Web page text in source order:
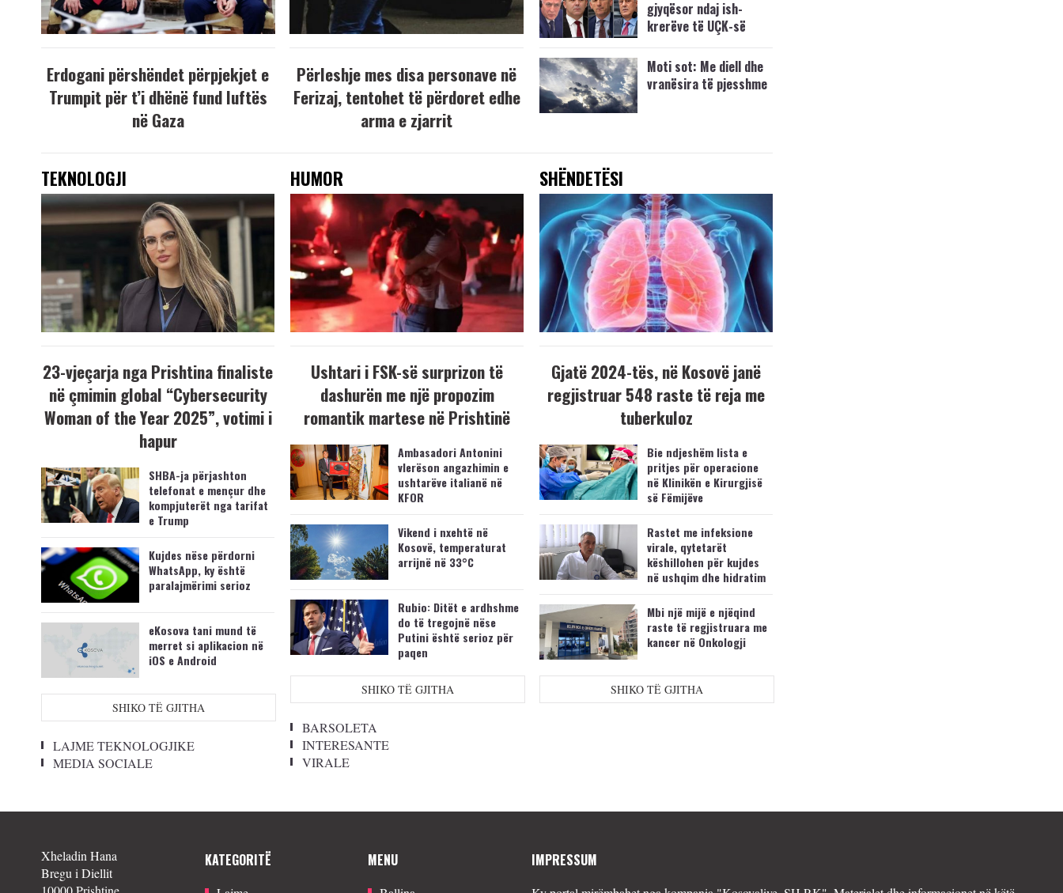
Erdogani përshëndet përpjekjet e
Trumpit për t’i dhënë fund luftës
në Gaza
Përleshje mes disa personave në
Ferizaj, tentohet të përdoret edhe
arma e zjarrit
gjyqësor ndaj ish-
krerëve të UÇK-së
Moti sot: Me diell dhe
vranësira të pjesshme
TEKNOLOGJI
23-vjeçarja nga Prishtina finaliste
në çmimin global “Cybersecurity
Woman of the Year 2025”, votimi i
hapur
SHBA-ja përjashton
telefonat e mençur dhe
kompjuterët nga tarifat
e Trump
Kujdes nëse përdorni
WhatsApp, ky është
paralajmërimi serioz
eKosova tani mund të
merret si aplikacion në
iOS e Android
SHIKO TË GJITHA
LAJME TEKNOLOGJIKE
MEDIA SOCIALE
HUMOR
Ushtari i FSK-së surprizon të
dashurën me një propozim
romantik martese në Prishtinë
Ambasadori Antonini
vlerëson angazhimin e
ushtarëve italianë në
KFOR
Vikend i nxehtë në
Kosovë, temperaturat
arrijnë në 33°C
Rubio: Ditët e ardhshme
do të tregojnë nëse
Putini është serioz për
paqen
SHIKO TË GJITHA
BARSOLETA
INTERESANTE
VIRALE
SHËNDETËSI
Gjatë 2024-tës, në Kosovë janë
regjistruar 548 raste të reja me
tuberkuloz
Bie ndjeshëm lista e
pritjes për operacione
në Klinikën e Kirurgjisë
së Fëmijëve
Rastet me infeksione
virale, qytetarët
këshillohen për kujdes
në ushqim dhe hidratim
Mbi një mijë e njëqind
raste të regjistruara me
kancer në Onkologji
SHIKO TË GJITHA
Xheladin Hana
Bregu i Diellit
KATEGORITË MENU IMPRESSUM